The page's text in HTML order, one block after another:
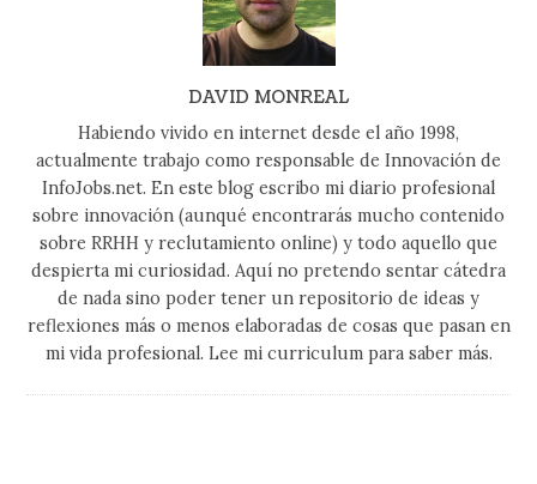
DAVID MONREAL
Habiendo vivido en internet desde el año 1998,
actualmente trabajo como responsable de Innovación de
InfoJobs.net. En este blog escribo mi diario profesional
sobre innovación (aunqué encontrarás mucho contenido
sobre RRHH y reclutamiento online) y todo aquello que
despierta mi curiosidad. Aquí no pretendo sentar cátedra
de nada sino poder tener un repositorio de ideas y
reflexiones más o menos elaboradas de cosas que pasan en
mi vida profesional. Lee mi curriculum para saber más.